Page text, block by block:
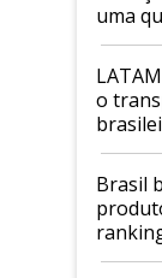
uma
o
Brasil